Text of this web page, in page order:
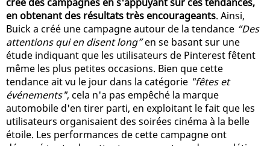
en obtenant des résultats très encourageants. Ainsi,
Buick a créé une campagne autour de la tendance “Des
attentions qui en disent long”en se basant sur une
étude indiquant que les utilisateurs de Pinterest fêtent
même les plus petites occasions. Bien que cette
tendance ait vu le jour dans la catégorie "fêtes et
événements", cela n'a pas empêché la marque
automobile d'en tirer parti, en exploitant le fait que les
utilisateurs organisaient des soirées cinéma à la belle
étoile. Les performances de cette campagne ont